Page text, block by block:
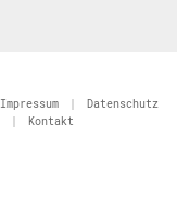
Impressum
Datenschutz
Kontakt